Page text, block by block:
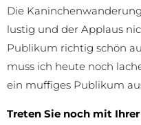
Die
lustig und der Applaus
Publikum richtig schön
muss ich heute noch
ein muffiges Publikum
Treten Sie noch mit